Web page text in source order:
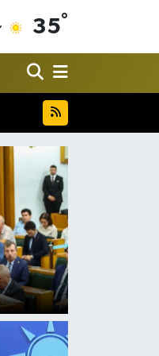
35°